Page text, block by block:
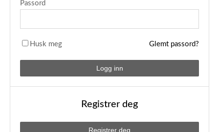
Passord
Husk meg Glemt passord?
Registrer deg